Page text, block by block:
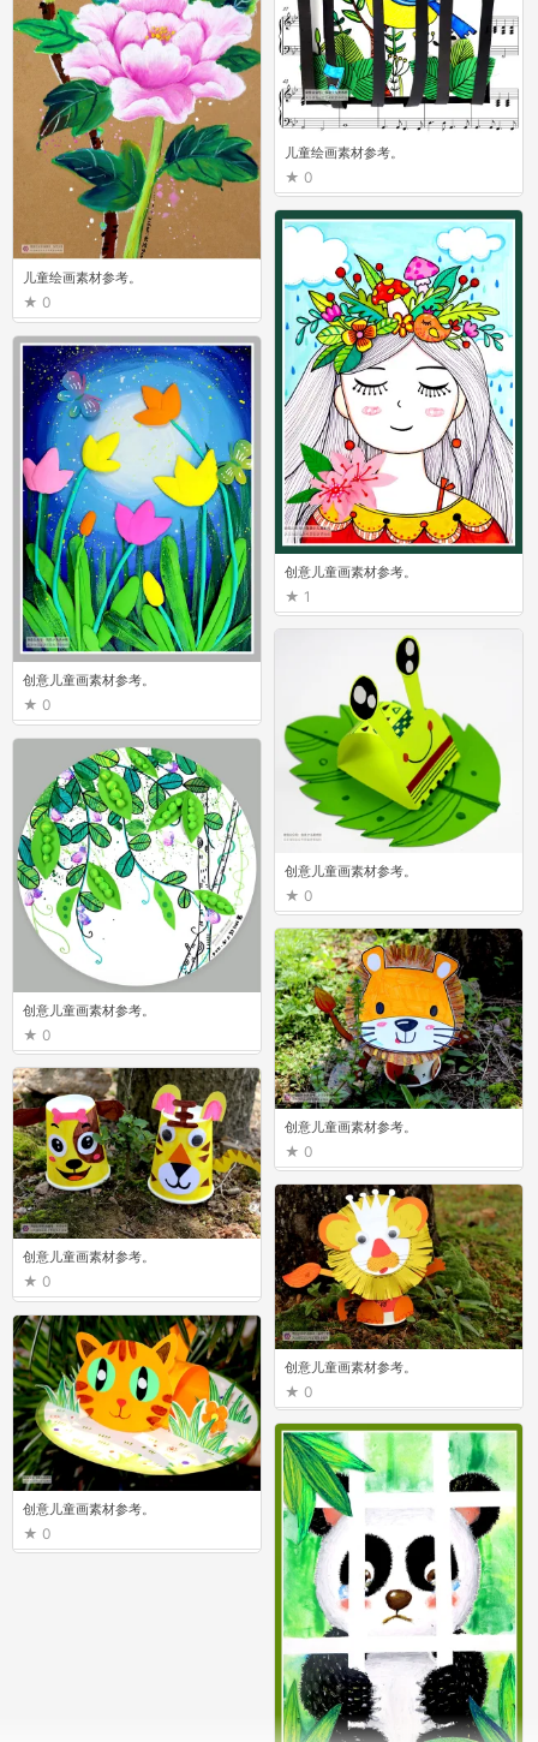
儿童绘画素材参考。
0
创意儿童画素材参考。
1
创意儿童画素材参考。
0
创意儿童画素材参考。
0
创意儿童画素材参考。
0
创意儿童画素材参考。
0
创意儿童画素材参考。
0
创意儿童画素材参考。
0
创意儿童画素材参考。
0
儿童绘画素材参考。
0